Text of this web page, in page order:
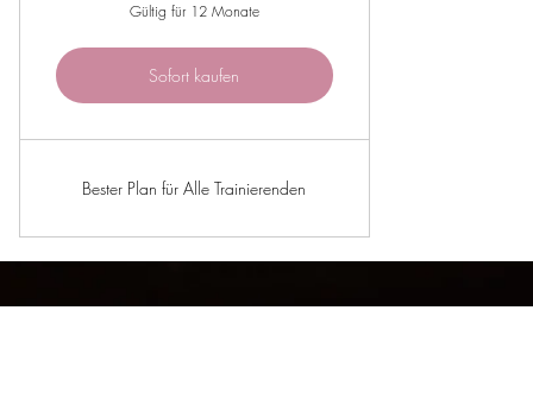
Gültig für 12 Monate
Sofort kaufen
Bester Plan für Alle Trainierenden